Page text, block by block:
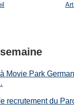
Movie Park
recrutement du